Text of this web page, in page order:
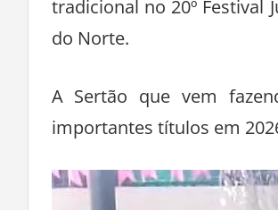
tradicional no 20º Festival
do Norte.
A Sertão que vem
importantes títulos em